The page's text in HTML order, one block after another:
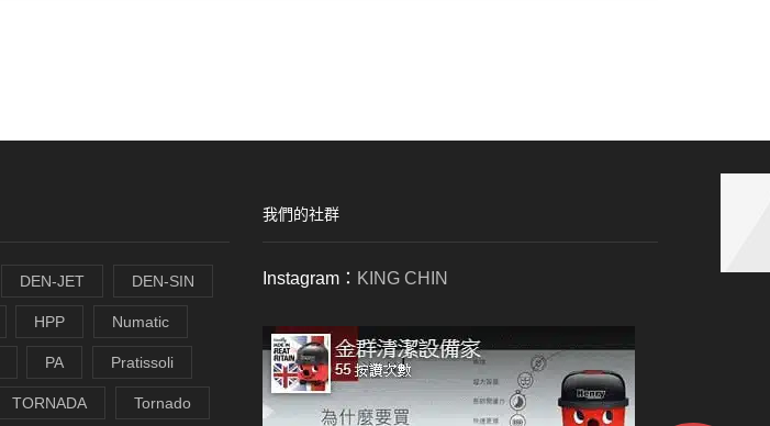
DEN-JET DEN-SIN
HPP Numatic
PA Pratissoli
TORNADA Tornado
我們的社群
Instagram： KING CHIN